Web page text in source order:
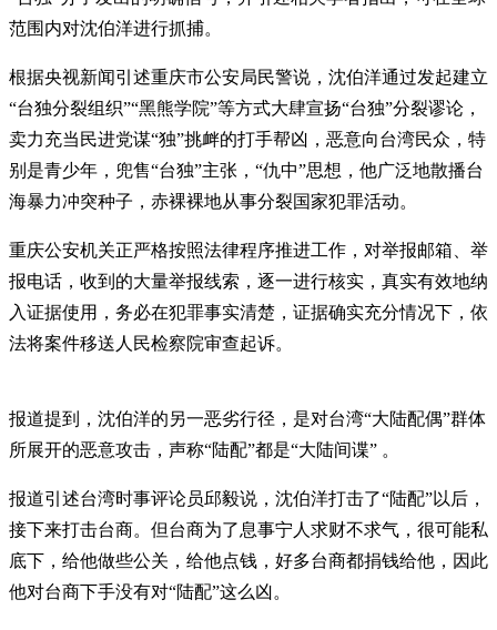
范围内对沈伯洋进行抓捕。
根据央视新闻引述重庆市公安局民警说，沈伯洋通过发起建立
“台独分裂组织”“黑熊学院”等方式大肆宣扬“台独”分裂谬论，
卖力充当民进党谋“独”挑衅的打手帮凶，恶意向台湾民众，特
别是青少年，兜售“台独”主张，“仇中”思想，他广泛地散播台
海暴力冲突种子，赤裸裸地从事分裂国家犯罪活动。
重庆公安机关正严格按照法律程序推进工作，对举报邮箱、举
报电话，收到的大量举报线索，逐一进行核实，真实有效地纳
入证据使用，务必在犯罪事实清楚，证据确实充分情况下，依
法将案件移送人民检察院审查起诉。
报道提到，沈伯洋的另一恶劣行径，是对台湾“大陆配偶”群体
所展开的恶意攻击，声称“陆配”都是“大陆间谍” 。
报道引述台湾时事评论员邱毅说，沈伯洋打击了“陆配”以后，
接下来打击台商。但台商为了息事宁人求财不求气，很可能私
底下，给他做些公关，给他点钱，好多台商都捐钱给他，因此
他对台商下手没有对“陆配”这么凶。